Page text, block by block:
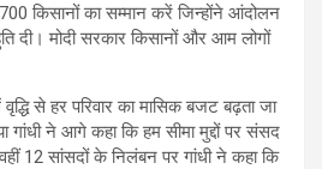
किसानों का सम्मान करें जिन्होंने आंदोलन
दी। मोदी सरकार किसानों और आम लोगों
से हर परिवार का मासिक बजट बढ़ता जा
गांधी ने आगे कहा कि हम सीमा मुद्दों पर संसद
12 सांसदों के निलंबन पर गांधी ने कहा कि